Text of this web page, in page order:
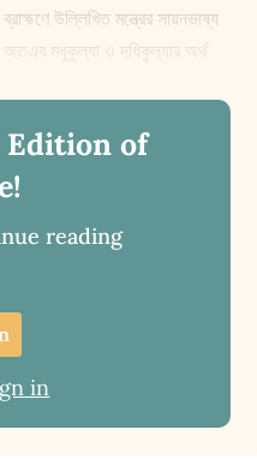
উল্লিখিত মন্ত্রের সায়নভাষ্য
অতএব মধুকুল্যা ও দধিকুল্যার অর্থ
Edition of
reading
in